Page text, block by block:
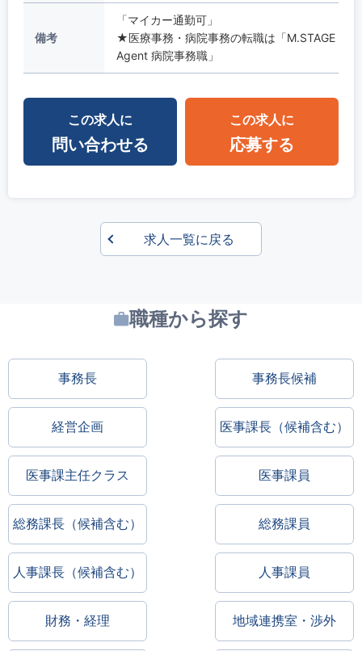
備考
「マイカー通勤可」
★医療事務・病院事務の転職は「M.STAGE
Agent 病院事務職」
この求人に
問い合わせる
この求人に
応募する
求人一覧に戻る
職種から探す
事務長 事務長候補
経営企画 医事課長（候補含む）
医事課主任クラス 医事課員
総務課長（候補含む） 総務課員
人事課長（候補含む） 人事課員
財務・経理 地域連携室・渉外